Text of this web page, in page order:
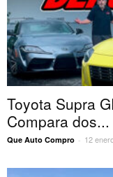
Toyota Supra
Compara dos...
Que Auto Compro - 12